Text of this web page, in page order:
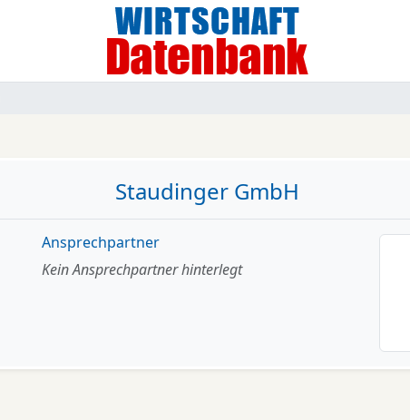
Staudinger GmbH
Ansprechpartner
Kein Ansprechpartner hinterlegt